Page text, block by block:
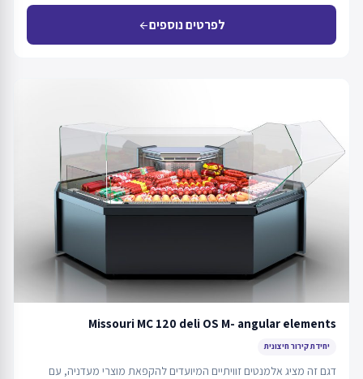
לפרטים נוספיםarrow_back
Missouri MC 120 deli OS M- angular elements
יחידת קירור חיצונית
דגם זה מציג אלמנטים זוויתיים המיועדים להקפאת מוצרי מעדניה, עם